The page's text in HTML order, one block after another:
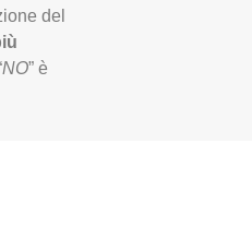
del
NO” è